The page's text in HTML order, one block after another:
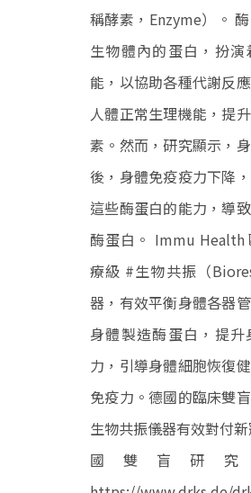
稱酵素，Enzyme）。
生物體內的蛋白，扮演
能，以協助各種代謝反
人體正常生理機能，提
素。然而，研究顯示，
後，身體免疫疫力下降
這些酶蛋白的能力，導
酶蛋白。 Immu Health
療級 #生物共振（
器，有效平衡身體各器
身體製造酶蛋白，提升
力，引導身體細胞恢復
免疫力。德國的臨床雙
生物共振儀器有效對付
國雙盲研究